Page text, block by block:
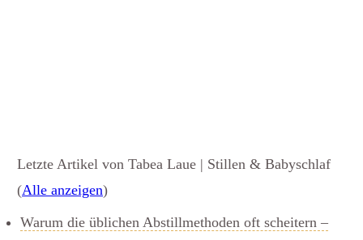
Letzte Artikel von Tabea Laue | Stillen & Babyschlaf
(Alle anzeigen)
Warum die üblichen Abstillmethoden oft scheitern –